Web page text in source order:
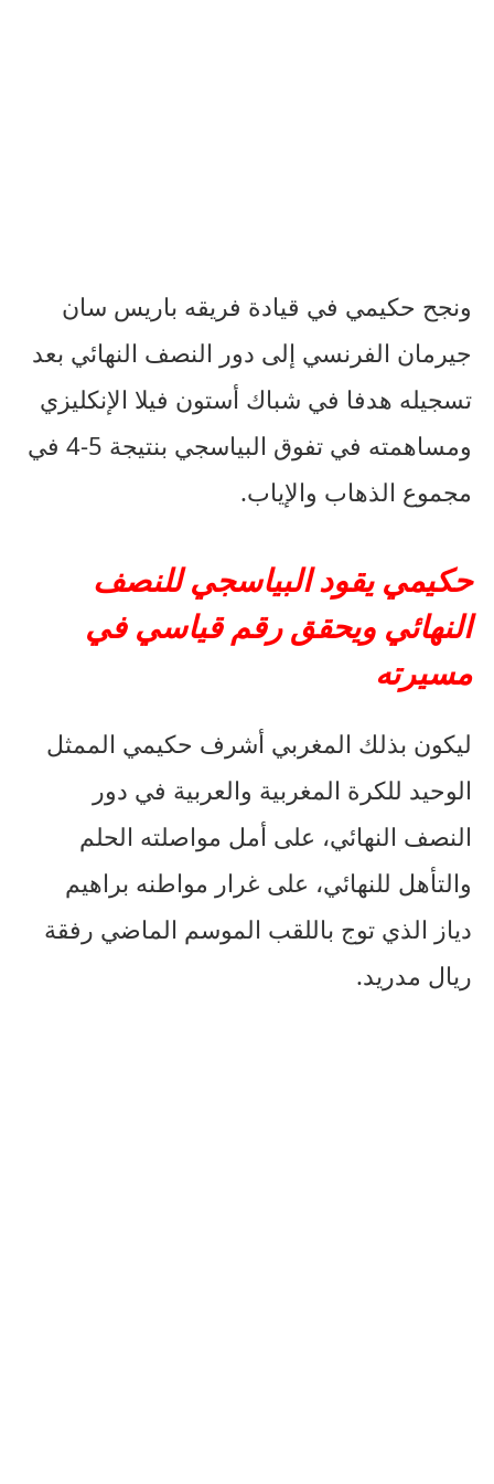
ونجح حكيمي في قيادة فريقه باريس سان
جيرمان الفرنسي إلى دور النصف النهائي بعد
تسجيله هدفا في شباك أستون فيلا الإنكليزي
ومساهمته في تفوق البياسجي بنتيجة 5-4 في
مجموع الذهاب والإياب.
حكيمي يقود البياسجي للنصف
النهائي ويحقق رقم قياسي في
مسيرته
ليكون بذلك المغربي أشرف حكيمي الممثل
الوحيد للكرة المغربية والعربية في دور
النصف النهائي، على أمل مواصلته الحلم
والتأهل للنهائي، على غرار مواطنه براهيم
دياز الذي توج باللقب الموسم الماضي رفقة
ريال مدريد.